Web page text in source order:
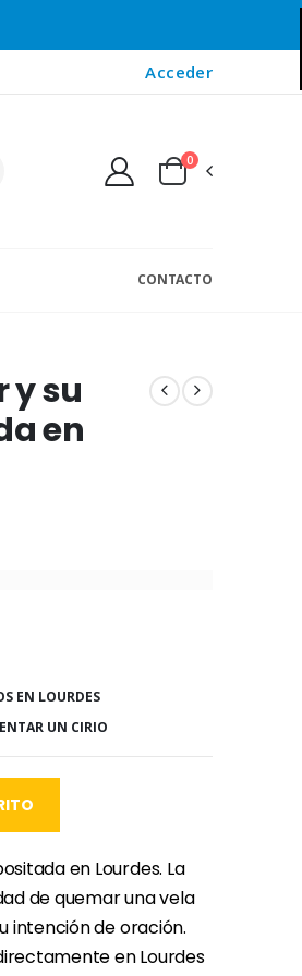
Acceder
0
CONTACTO
y su
en
EN LOURDES
UN CIRIO
en Lourdes. La
de quemar una vela
intención de oración.
en Lourdes